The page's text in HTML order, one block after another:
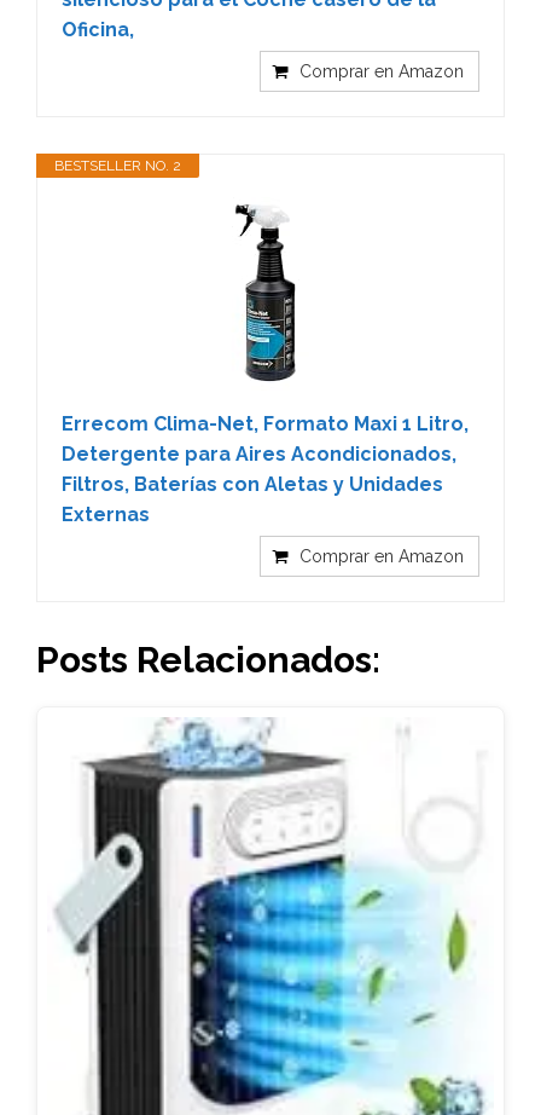
Oficina,
Comprar en Amazon
BESTSELLER NO. 2
Errecom Clima-Net, Formato Maxi 1 Litro,
Detergente para Aires Acondicionados,
Filtros, Baterías con Aletas y Unidades
Externas
Comprar en Amazon
Posts Relacionados: